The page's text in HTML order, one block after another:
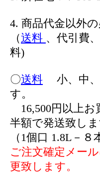
4. 商品代金以外
（送料 、代引費
料)
〇送料 小、中、
す。
16,500円以上お
半額で発送致
（1個口 1.8L－８
ご注文確定メー
更致します。